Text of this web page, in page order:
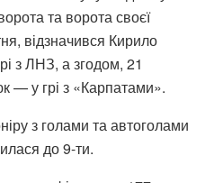
та ворота своєї
відзначився Кирило
з ЛНЗ, а згодом, 21
— у грі з «Карпатами».
з голами та автоголами
до 9-ти.